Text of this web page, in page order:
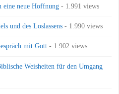
eine neue Hoffnung - 1.991 views
und des Loslassens - 1.990 views
mit Gott - 1.902 views
Weisheiten für den Umgang